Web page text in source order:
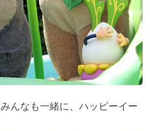
んなも一緒に、ハッピーイー